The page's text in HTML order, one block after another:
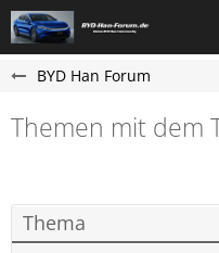
BYD Han Forum
Themen mit dem
Thema